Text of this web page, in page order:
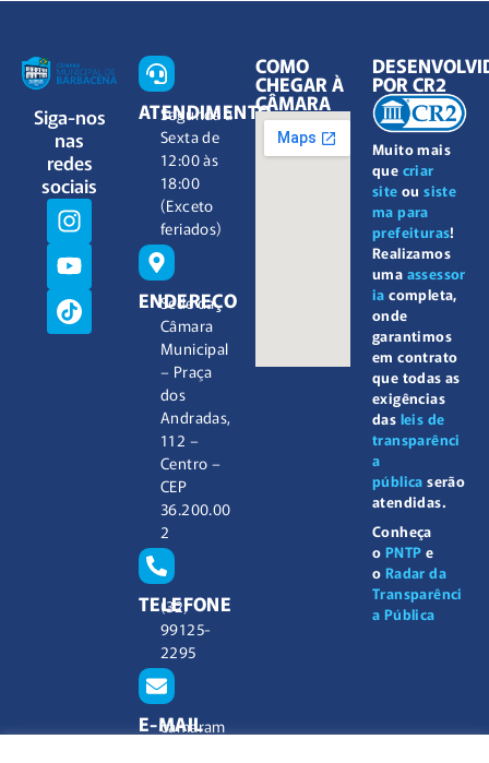
Siga-nos
nas
redes
sociais
ATENDIMENTO
Segunda à
Sexta de
12:00 às
18:00
(Exceto
feriados)
ENDEREÇO
Sede da
Câmara
Municipal
– Praça
dos
Andradas,
112 –
Centro –
CEP
36.200.00
2
TELEFONE
(32)
99125-
2295
E-MAIL
camaram
COMO
CHEGAR À
CÂMARA
Muito mais
que criar
site ousiste
ma para
prefeituras!
Realizamos
uma assessor
ia completa,
onde
garantimos
em contrato
que todas as
exigências
das leis de
transparênci
a
pública serão
atendidas.
Conheça
o PNTP e
o Radar da
Transparênci
a Pública
POR CR2